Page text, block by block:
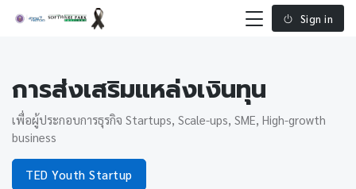
Sign in
การส่งเสริมแหล่งเงินทุน
เพื่อผู้ประกอบการธุรกิจ Startups, Scale-ups, SME, High-growth
business
TED Youth Startup